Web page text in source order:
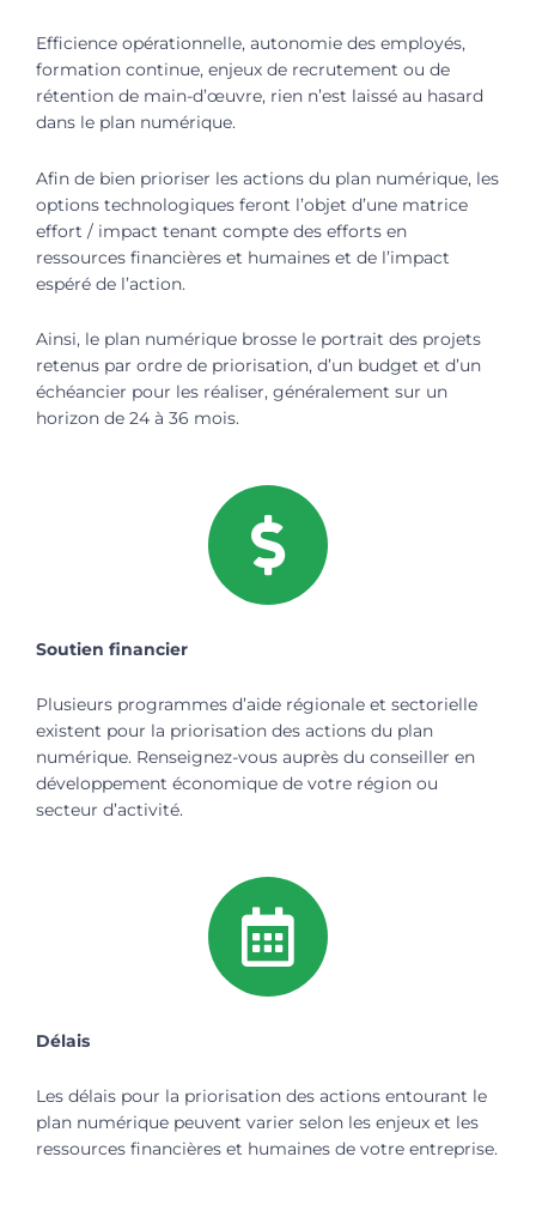
Efficience opérationnelle, autonomie des employés,
formation continue, enjeux de recrutement ou de
rétention de main-d’œuvre, rien n’est laissé au hasard
dans le plan numérique.
Afin de bien prioriser les actions du plan numérique, les
options technologiques feront l’objet d’une matrice
effort / impact tenant compte des efforts en
ressources financières et humaines et de l’impact
espéré de l’action.
Ainsi, le plan numérique brosse le portrait des projets
retenus par ordre de priorisation, d’un budget et d’un
échéancier pour les réaliser, généralement sur un
horizon de 24 à 36 mois.
Soutien financier
Plusieurs programmes d’aide régionale et sectorielle
existent pour la priorisation des actions du plan
numérique. Renseignez-vous auprès du conseiller en
développement économique de votre région ou
secteur d’activité.
Délais
Les délais pour la priorisation des actions entourant le
plan numérique peuvent varier selon les enjeux et les
ressources financières et humaines de votre entreprise.